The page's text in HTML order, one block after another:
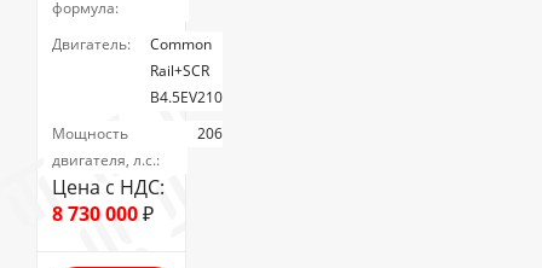
формула:
Двигатель:
Common
Rail+SCR
B4.5EV210
Мощность
двигателя, л.с.:
206
Цена с НДС:
8 730 000₽